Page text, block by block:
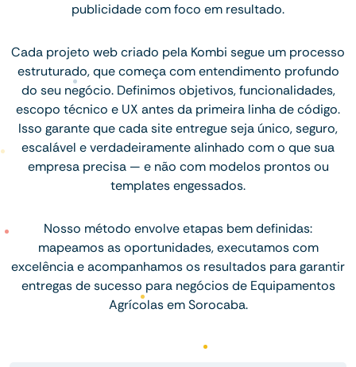
publicidade com foco em resultado.
Cada projeto web criado pela Kombi segue um processo
estruturado, que começa com entendimento profundo
do seu negócio. Definimos objetivos, funcionalidades,
escopo técnico e UX antes da primeira linha de código.
Isso garante que cada site entregue seja único, seguro,
escalável e verdadeiramente alinhado com o que sua
empresa precisa — e não com modelos prontos ou
templates engessados.
Nosso método envolve etapas bem definidas:
mapeamos as oportunidades, executamos com
excelência e acompanhamos os resultados para garantir
entregas de sucesso para negócios de Equipamentos
Agrícolas em Sorocaba.